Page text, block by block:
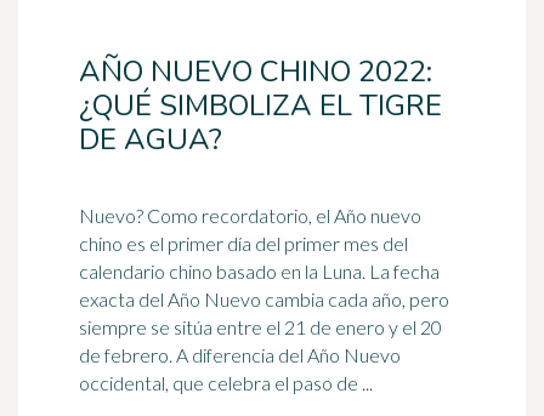
AÑO NUEVO CHINO 2022:
¿QUÉ SIMBOLIZA EL TIGRE
DE AGUA?
Nuevo? Como recordatorio, el Año nuevo
chino es el primer día del primer mes del
calendario chino basado en la Luna. La fecha
exacta del Año Nuevo cambia cada año, pero
siempre se sitúa entre el 21 de enero y el 20
de febrero. A diferencia del Año Nuevo
occidental, que celebra el paso de ...